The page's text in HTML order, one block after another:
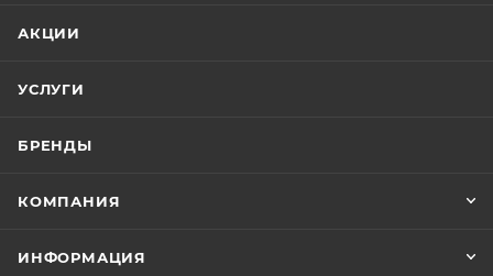
АКЦИИ
УСЛУГИ
БРЕНДЫ
КОМПАНИЯ
ИНФОРМАЦИЯ